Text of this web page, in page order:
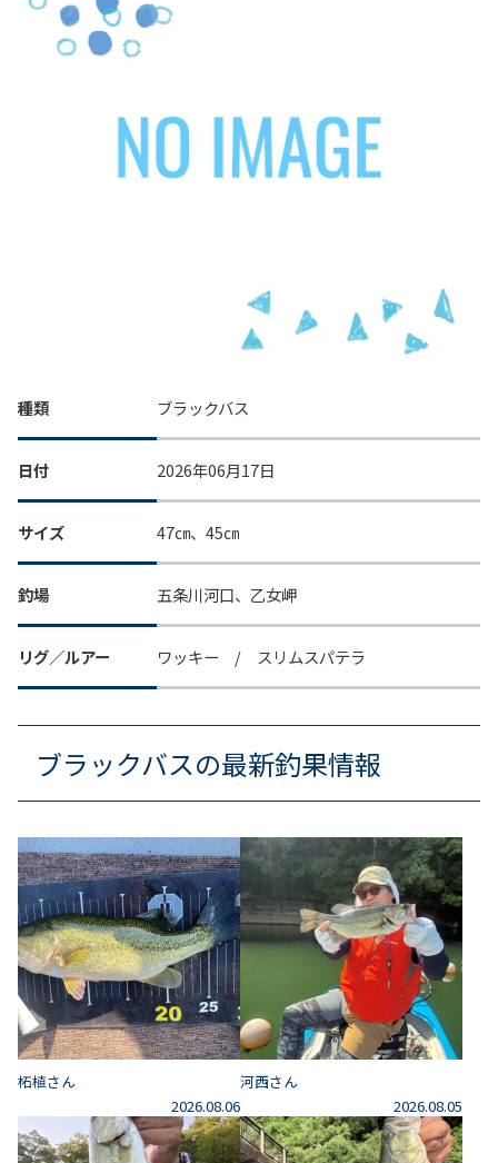
種類 ブラックバス
日付 2026年06月17日
サイズ 47㎝、45㎝
釣場 五条川河口、乙女岬
リグ／ルアー ワッキー / スリムスパテラ
ブラックバスの最新釣果情報
柘植さん
2026.08.06
河西さん
2026.08.05